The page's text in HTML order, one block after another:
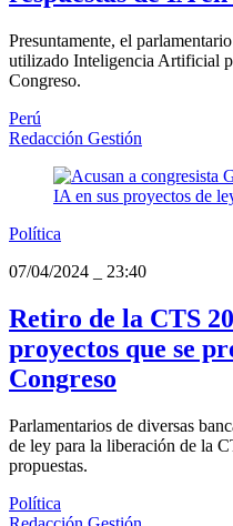
Presuntamente, el
utilizado Inteligencia Artificial
Congreso.
Perú
Redacción Gestión
Política
07/04/2024
23:40
Retiro de la CTS
proyectos que se
Congreso
Parlamentarios de diversas
de ley para la liberación de la
propuestas.
Política